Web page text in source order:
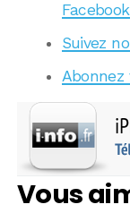
Facebook
Suivez
Abonnez
Vous